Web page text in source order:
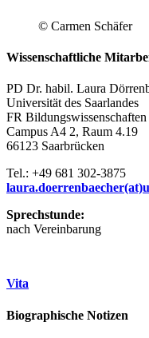
© Carmen Schäfer
Wissenschaftliche
PD Dr. habil. Laura
Universität des Saarlandes
FR Bildungswissenschaften
Campus A4 2, Raum 4.19
66123 Saarbrücken
Tel.: +49 681 302-3875
Sprechstunde:
nach Vereinbarung
Vita
Biographische Notizen